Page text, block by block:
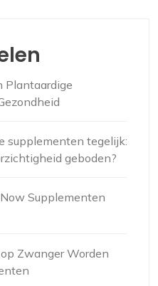
Plantaardige
supplementen tegelijk:
geboden?
Supplementen
Zwanger Worden